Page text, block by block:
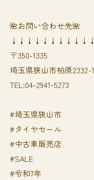
🌺お問い合わせ先🌺
↓↓↓↓↓↓↓↓↓↓↓
〒350-1335
埼玉県狭山市柏原2332-1
TEL:04-2941-5273
#埼玉県狭山市
#タイヤセール
#中古車販売店
#SALE
#令和7年